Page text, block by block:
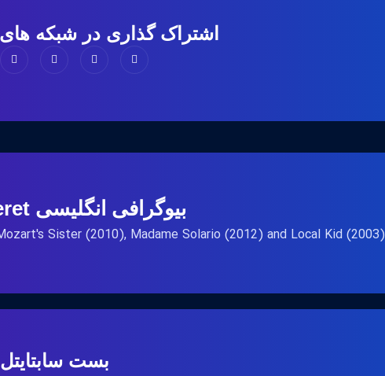
اشتراک گذاری در شبکه
بیوگرافی انگلیسی Marie Feret
Sister (2010), Madame Solario (2012) and Local Kid (2003).
بست سابتایتل